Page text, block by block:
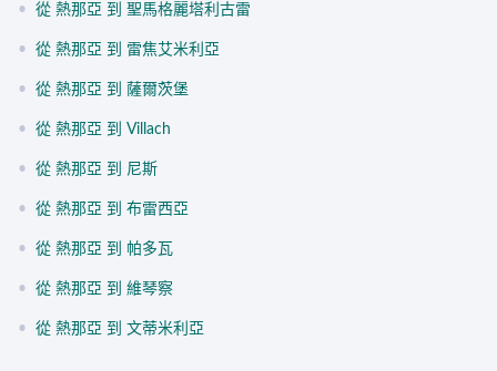
• 從 熱那亞 到 聖馬格麗塔利古雷
• 從 熱那亞 到 雷焦艾米利亞
• 從 熱那亞 到 薩爾茨堡
• 從 熱那亞 到 Villach
• 從 熱那亞 到 尼斯
• 從 熱那亞 到 布雷西亞
• 從 熱那亞 到 帕多瓦
• 從 熱那亞 到 維琴察
• 從 熱那亞 到 文蒂米利亞